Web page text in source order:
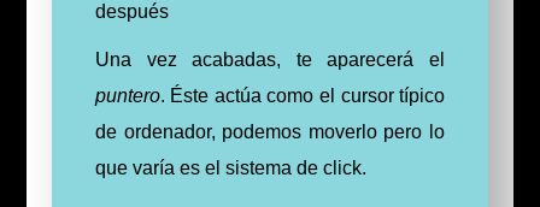
después
Una vez acabadas, te aparecerá el
puntero. Éste actúa como el cursor típico
de ordenador, podemos moverlo pero lo
que varía es el sistema de click.